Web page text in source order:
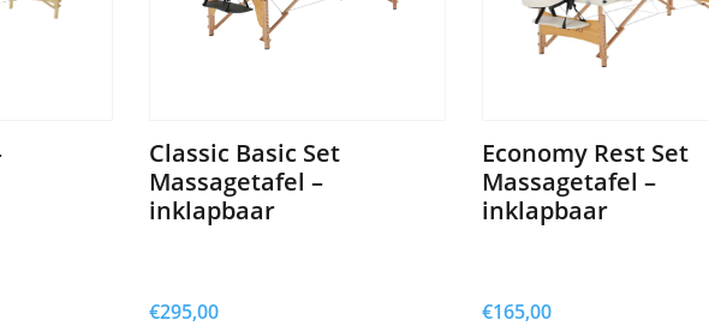
Classic Basic Set
Massagetafel –
inklapbaar
€295,00
Economy Rest Set
Massagetafel –
inklapbaar
€165,00